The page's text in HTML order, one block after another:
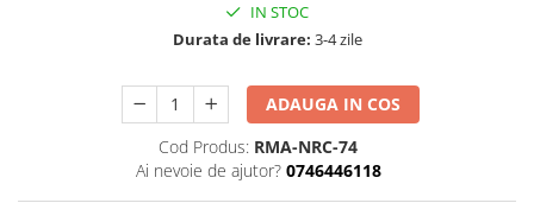
IN STOC
Durata de livrare: 3-4 zile
ADAUGA IN COS
Cod Produs: RMA-NRC-74
Ai nevoie de ajutor? 0746446118